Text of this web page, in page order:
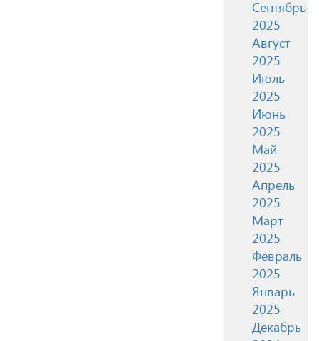
Сентябрь
2025
Август
2025
Июль
2025
Июнь
2025
Май
2025
Апрель
2025
Март
2025
Февраль
2025
Январь
2025
Декабрь